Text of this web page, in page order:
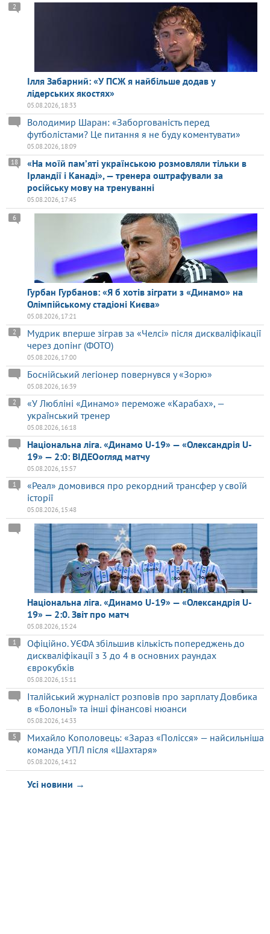
Ілля Забарний: «У ПСЖ я найбільше додав у
лідерських якостях»
2
05.08.2026, 18:33
Володимир Шаран: «Заборгованість перед
футболістами? Це питання я не буду коментувати»
05.08.2026, 18:09
«На моїй памʼяті українською розмовляли тільки в
Ірландії і Канаді», — тренера оштрафували за
російську мову на тренуванні
18
05.08.2026, 17:45
Гурбан Гурбанов: «Я б хотів зіграти з «Динамо» на
Олімпійському стадіоні Києва»
6
05.08.2026, 17:21
Мудрик вперше зіграв за «Челсі» після дискваліфікації
через допінг (ФОТО)
2
05.08.2026, 17:00
Боснійський легіонер повернувся у «Зорю»
05.08.2026, 16:39
«У Любліні «Динамо» переможе «Карабах», —
український тренер
2
05.08.2026, 16:18
Національна ліга. «Динамо U-19» — «Олександрія U-
19» — 2:0: ВІДЕОогляд матчу
05.08.2026, 15:57
«Реал» домовився про рекордний трансфер у своїй
історії
1
05.08.2026, 15:48
Національна ліга. «Динамо U-19» — «Олександрія U-
19» — 2:0. Звіт про матч
05.08.2026, 15:24
Офіційно. УЄФА збільшив кількість попереджень до
дискваліфікації з 3 до 4 в основних раундах
єврокубків
1
05.08.2026, 15:11
Італійський журналіст розповів про зарплату Довбика
в «Болоньї» та інші фінансові нюанси
05.08.2026, 14:33
Михайло Кополовець: «Зараз «Полісся» — найсильніша
команда УПЛ після «Шахтаря»
5
05.08.2026, 14:12
Усі новини →